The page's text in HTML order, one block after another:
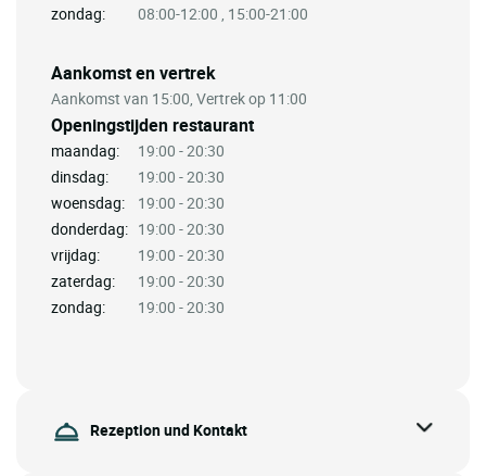
zondag:
08:00-12:00 , 15:00-21:00
Aankomst en vertrek
Aankomst van 15:00, Vertrek op 11:00
Openingstijden restaurant
maandag:
19:00 - 20:30
dinsdag:
19:00 - 20:30
woensdag:
19:00 - 20:30
donderdag: 19:00 - 20:30
vrijdag:
19:00 - 20:30
zaterdag:
19:00 - 20:30
zondag:
19:00 - 20:30
Rezeption und Kontakt